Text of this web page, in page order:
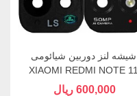
شیشه لنز دوربین شیائومی
XIAOMI REDMI NOTE 11
600,000 ریال